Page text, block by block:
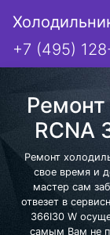
+7 (495)
Ремонт
RCNA
Ремонт
свое время и
мастер сам
отвезет в
366I30 W
самым Вам не